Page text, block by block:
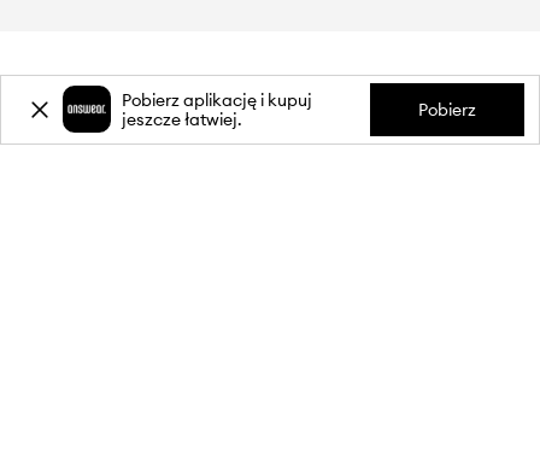
O NAS
Pobierz aplikację i kupuj
jeszcze łatwiej.
Pobierz